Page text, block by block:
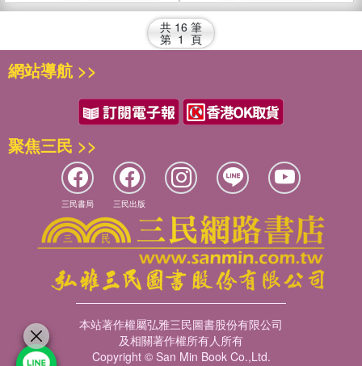
共 16 筆
第 1 頁
網站導航 >>
聚焦三民 >>
三民書局 三民出版
本站著作權屬弘雅三民圖書股份有限公司
及相關著作權所有人所有
Copyright © San Min Book Co.,Ltd.